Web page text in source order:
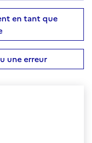
en tant que
une erreur